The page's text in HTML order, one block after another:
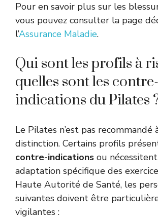
Pour en savoir plus sur les
vous pouvez consulter la page
l’Assurance Maladie.
Qui sont les profils à
quelles sont les contre-
indications du Pilates
Le Pilates n’est pas recommandé
distinction. Certains profils
contre-indications ou
adaptation spécifique des
Haute Autorité de Santé, les
suivantes doivent être
vigilantes :